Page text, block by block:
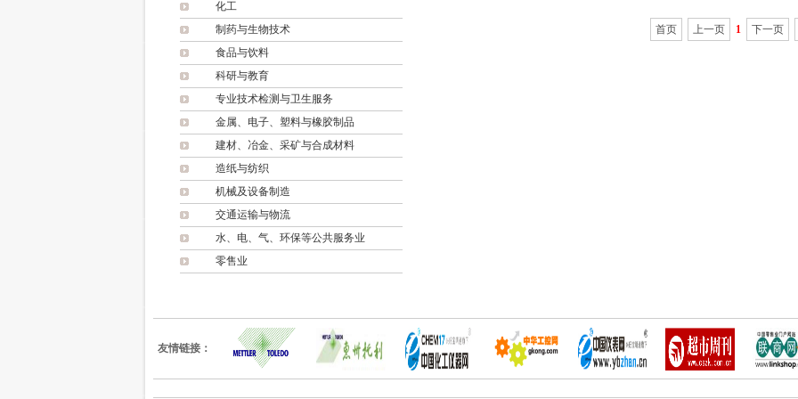
化工
制药与生物技术
食品与饮料
科研与教育
专业技术检测与卫生服务
金属、电子、塑料与橡胶制品
建材、冶金、采矿与合成材料
造纸与纺织
机械及设备制造
交通运输与物流
水、电、气、环保等公共服务业
零售业
首页 上一页 1 下一页
友情链接：